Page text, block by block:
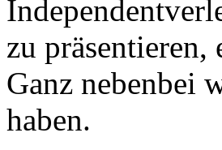
zu
Ganz nebenbei
haben.